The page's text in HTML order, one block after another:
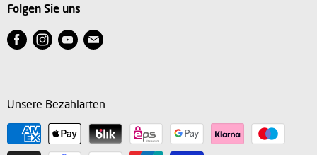
Folgen Sie uns
FindenFindenFinden
auf
Finden
Mail
Unsere Bezahlarten